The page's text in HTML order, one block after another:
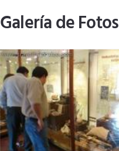
Galería de Fotos